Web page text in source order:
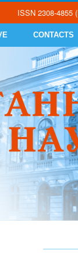
ISSN 2308-4855
CONTACTS